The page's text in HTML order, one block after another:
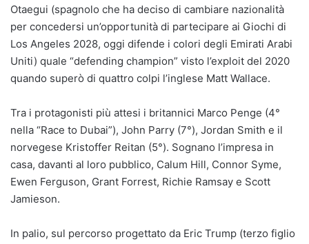
Otaegui (spagnolo che ha deciso di cambiare nazionalità
per concedersi un’opportunità di partecipare ai Giochi di
Los Angeles 2028, oggi difende i colori degli Emirati Arabi
Uniti) quale “defending champion” visto l’exploit del 2020
quando superò di quattro colpi l’inglese Matt Wallace.
Tra i protagonisti più attesi i britannici Marco Penge (4°
nella “Race to Dubai”), John Parry (7°), Jordan Smith e il
norvegese Kristoffer Reitan (5°). Sognano l’impresa in
casa, davanti al loro pubblico, Calum Hill, Connor Syme,
Ewen Ferguson, Grant Forrest, Richie Ramsay e Scott
Jamieson.
In palio, sul percorso progettato da Eric Trump (terzo figlio